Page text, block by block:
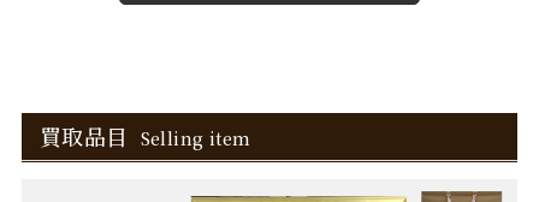
買取品目 Selling item